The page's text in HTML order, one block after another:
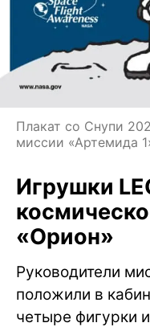
Плакат со Снупи
миссии «Артемида
Игрушки
«Орион»
Руководители
положили в
четыре фигурки